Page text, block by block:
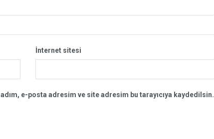
İnternet sitesi
e-posta adresim ve site adresim bu tarayıcıya kaydedilsin.